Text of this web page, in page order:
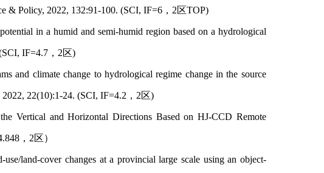
& Policy, 2022, 132:91-100. (SCI, IF=6，2区TOP)
in a humid and semi-humid region based on a hydrological
IF=4.7，2区)
and climate change to hydrological regime change in the source
2022, 22(10):1-24. (SCI, IF=4.2，2区)
Vertical and Horizontal Directions Based on HJ-CCD Remote
，2区）
land-cover changes at a provincial large scale using an object-